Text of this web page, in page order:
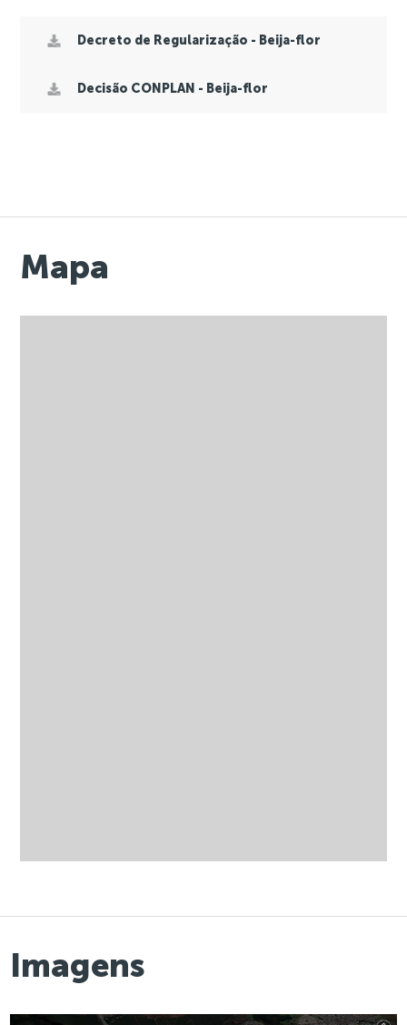
Decreto de Regularização - Beija-flor
Decisão CONPLAN - Beija-flor
Mapa
Imagens